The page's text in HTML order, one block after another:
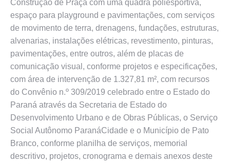
Construção de Praça com uma quadra poliesportiva,
espaço para playground e pavimentações, com serviços
de movimento de terra, drenagens, fundações, estruturas,
alvenarias, instalações elétricas, revestimento, pinturas,
pavimentações, entre outros, além de placas de
comunicação visual, conforme projetos e especificações,
com área de intervenção de 1.327,81 m², com recursos
do Convênio n.º 309/2019 celebrado entre o Estado do
Paraná através da Secretaria de Estado do
Desenvolvimento Urbano e de Obras Públicas, o Serviço
Social Autônomo ParanáCidade e o Município de Pato
Branco, conforme planilha de serviços, memorial
descritivo, projetos, cronograma e demais anexos deste